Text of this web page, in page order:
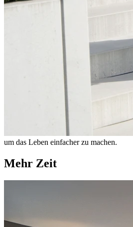
um das Leben einfacher zu machen.
Mehr Zeit